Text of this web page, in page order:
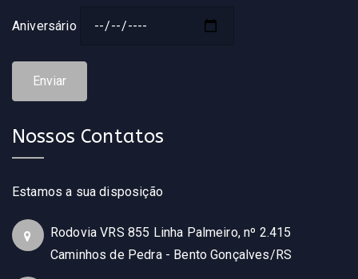
Aniversário
Nossos Contatos
Estamos a sua disposição
Rodovia VRS 855 Linha Palmeiro, nº 2.415
Caminhos de Pedra - Bento Gonçalves/RS